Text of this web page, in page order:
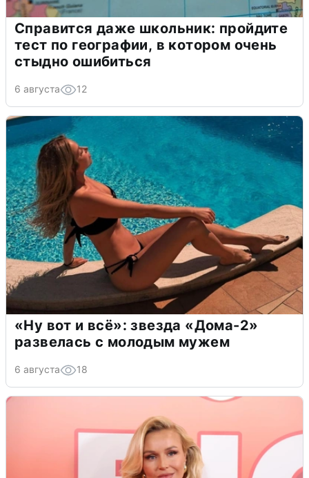
Справится даже школьник: пройдите
тест по географии, в котором очень
стыдно ошибиться
6 августа 12
«Ну вот и всё»: звезда «Дома-2»
развелась с молодым мужем
6 августа 18